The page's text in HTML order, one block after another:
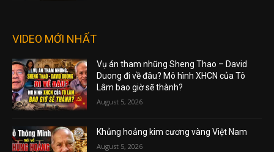
VIDEO MỚI NHẤT
Vụ án tham nhũng Sheng Thao – David
Duong đi về đâu? Mô hình XHCN của Tô
Lâm bao giờ sẽ thành?
August 5, 2026
Khủng hoảng kim cương vàng Việt Nam
August 5, 2026